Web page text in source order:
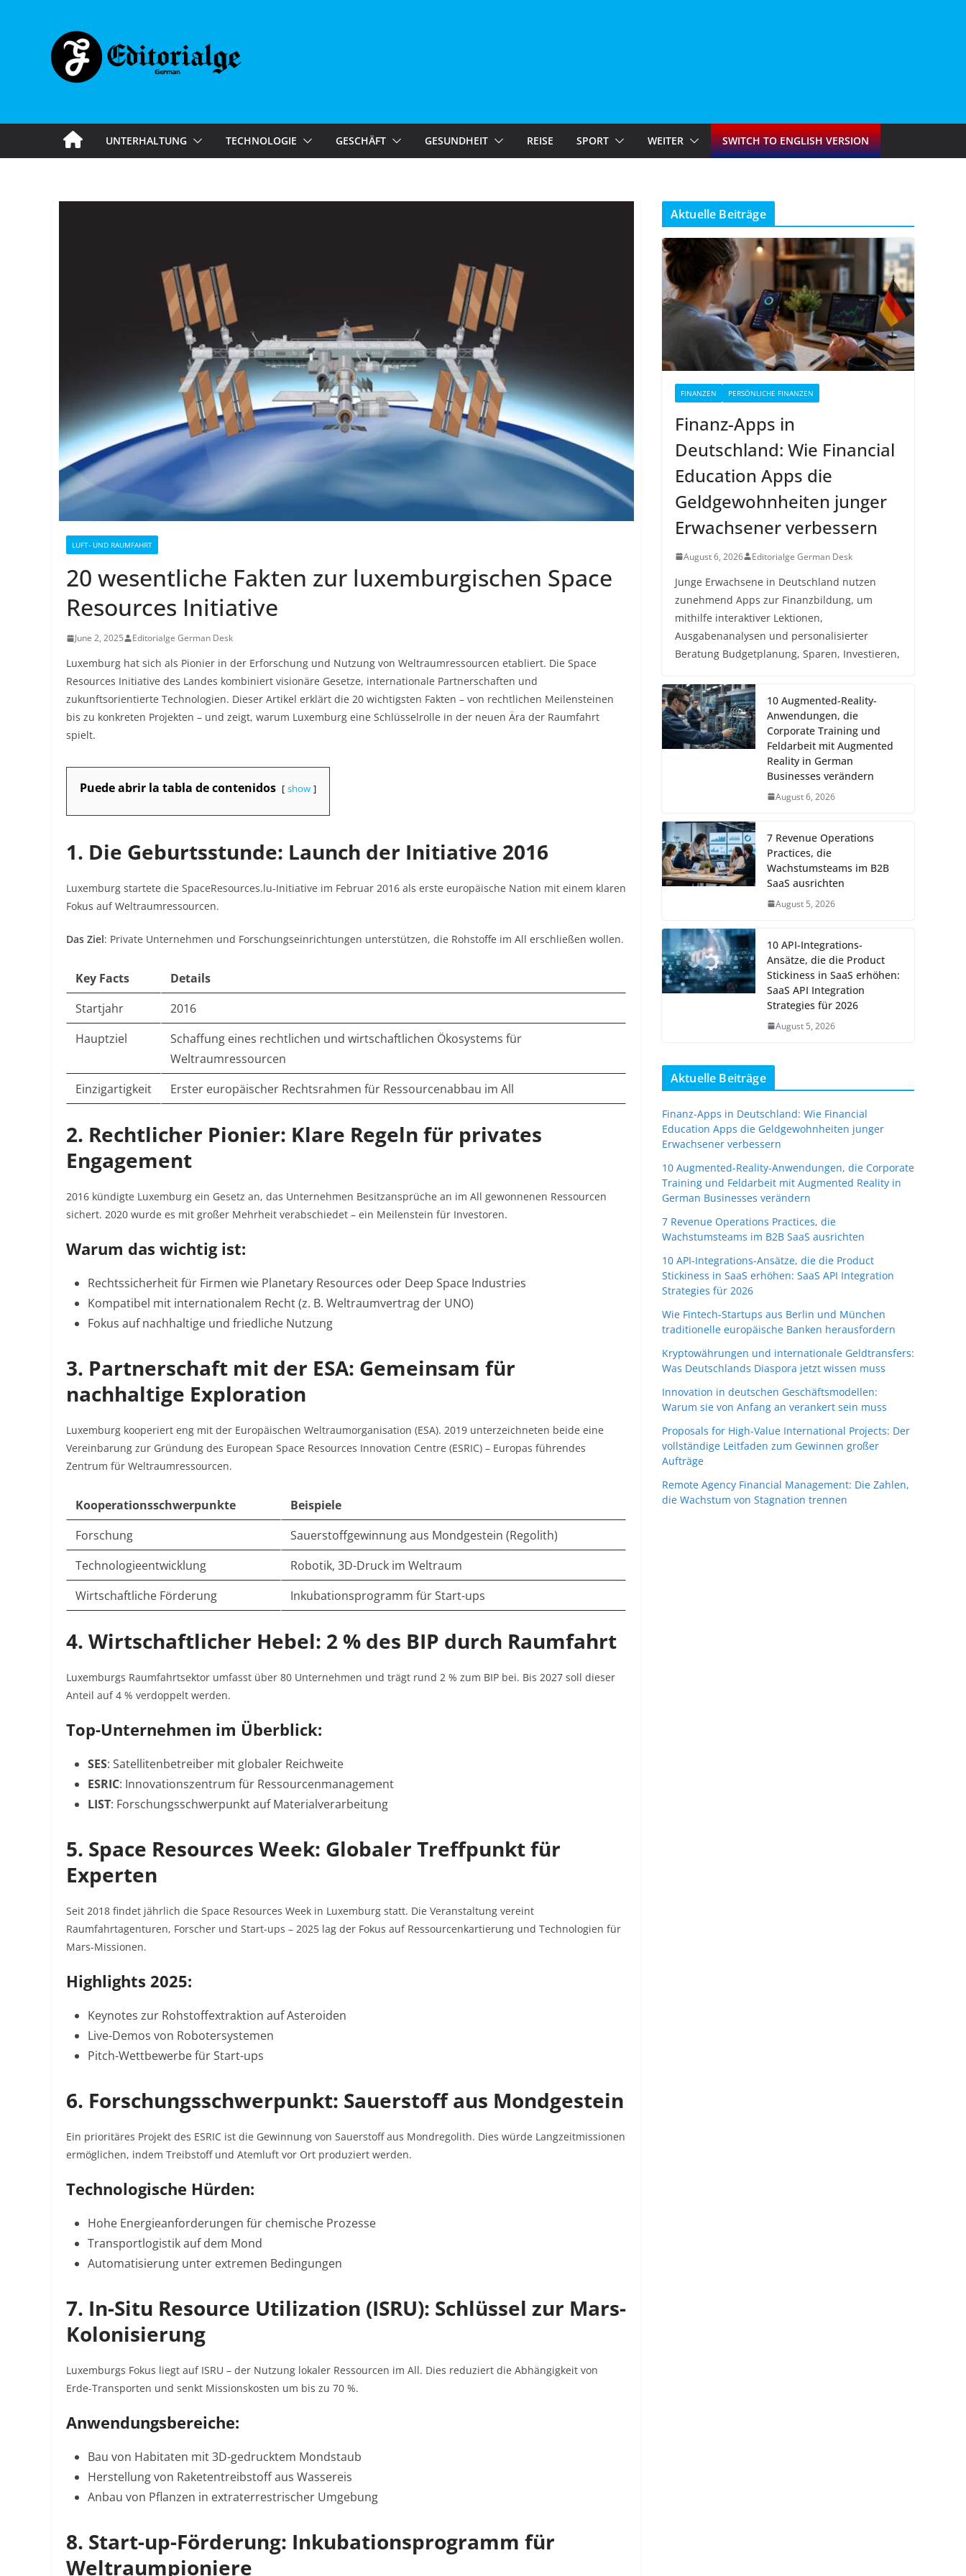
UNTERHALTUNG TECHNOLOGIE GESCHÄFT GESUNDHEIT REISE SPORT WEITER SWITCH TO ENGLISH VERSION
LUFT- UND RAUMFAHRT
20 wesentliche Fakten zur luxemburgischen Space
Resources Initiative
June 2, 2025 Editorialge German Desk
Luxemburg hat sich als Pionier in der Erforschung und Nutzung von Weltraumressourcen etabliert. Die Space
Resources Initiative des Landes kombiniert visionäre Gesetze, internationale Partnerschaften und
zukunftsorientierte Technologien. Dieser Artikel erklärt die 20 wichtigsten Fakten – von rechtlichen Meilensteinen
bis zu konkreten Projekten – und zeigt, warum Luxemburg eine Schlüsselrolle in der neuen Ära der Raumfahrt
spielt.
Puede abrir la tabla de contenidos show
1. Die Geburtsstunde: Launch der Initiative 2016
Luxemburg startete die SpaceResources.lu-Initiative im Februar 2016 als erste europäische Nation mit einem klaren
Fokus auf Weltraumressourcen.
Das Ziel: Private Unternehmen und Forschungseinrichtungen unterstützen, die Rohstoffe im All erschließen wollen.
Key Facts
Details
Startjahr
2016
Hauptziel
Schaffung eines rechtlichen und wirtschaftlichen Ökosystems für
Weltraumressourcen
Einzigartigkeit
Erster europäischer Rechtsrahmen für Ressourcenabbau im All
2. Rechtlicher Pionier: Klare Regeln für privates
Engagement
2016 kündigte Luxemburg ein Gesetz an, das Unternehmen Besitzansprüche an im All gewonnenen Ressourcen
sichert. 2020 wurde es mit großer Mehrheit verabschiedet – ein Meilenstein für Investoren.
Warum das wichtig ist:
Rechtssicherheit für Firmen wie Planetary Resources oder Deep Space Industries
Kompatibel mit internationalem Recht (z. B. Weltraumvertrag der UNO)
Fokus auf nachhaltige und friedliche Nutzung
3. Partnerschaft mit der ESA: Gemeinsam für
nachhaltige Exploration
Luxemburg kooperiert eng mit der Europäischen Weltraumorganisation (ESA). 2019 unterzeichneten beide eine
Vereinbarung zur Gründung des European Space Resources Innovation Centre (ESRIC) – Europas führendes
Zentrum für Weltraumressourcen.
Kooperationsschwerpunkte
Beispiele
Forschung
Sauerstoffgewinnung aus Mondgestein (Regolith)
Technologieentwicklung
Robotik, 3D-Druck im Weltraum
Wirtschaftliche Förderung
Inkubationsprogramm für Start-ups
4. Wirtschaftlicher Hebel: 2 % des BIP durch Raumfahrt
Luxemburgs Raumfahrtsektor umfasst über 80 Unternehmen und trägt rund 2 % zum BIP bei. Bis 2027 soll dieser
Anteil auf 4 % verdoppelt werden.
Top-Unternehmen im Überblick:
SES: Satellitenbetreiber mit globaler Reichweite
ESRIC: Innovationszentrum für Ressourcenmanagement
LIST: Forschungsschwerpunkt auf Materialverarbeitung
5. Space Resources Week: Globaler Treffpunkt für
Experten
Seit 2018 findet jährlich die Space Resources Week in Luxemburg statt. Die Veranstaltung vereint
Raumfahrtagenturen, Forscher und Start-ups – 2025 lag der Fokus auf Ressourcenkartierung und Technologien für
Mars-Missionen.
Highlights 2025:
Keynotes zur Rohstoffextraktion auf Asteroiden
Live-Demos von Robotersystemen
Pitch-Wettbewerbe für Start-ups
6. Forschungsschwerpunkt: Sauerstoff aus Mondgestein
Ein prioritäres Projekt des ESRIC ist die Gewinnung von Sauerstoff aus Mondregolith. Dies würde Langzeitmissionen
ermöglichen, indem Treibstoff und Atemluft vor Ort produziert werden.
Technologische Hürden:
Hohe Energieanforderungen für chemische Prozesse
Transportlogistik auf dem Mond
Automatisierung unter extremen Bedingungen
7. In-Situ Resource Utilization (ISRU): Schlüssel zur Mars-
Kolonisierung
Luxemburgs Fokus liegt auf ISRU – der Nutzung lokaler Ressourcen im All. Dies reduziert die Abhängigkeit von
Erde-Transporten und senkt Missionskosten um bis zu 70 %.
Anwendungsbereiche:
Bau von Habitaten mit 3D-gedrucktem Mondstaub
Herstellung von Raketentreibstoff aus Wassereis
Anbau von Pflanzen in extraterrestrischer Umgebung
8. Start-up-Förderung: Inkubationsprogramm für
Weltraumpioniere
Aktuelle Beiträge
FINANZEN PERSÖNLICHE FINANZEN
Finanz-Apps in
Deutschland: Wie Financial
Education Apps die
Geldgewohnheiten junger
Erwachsener verbessern
August 6, 2026 Editorialge German Desk
Junge Erwachsene in Deutschland nutzen
zunehmend Apps zur Finanzbildung, um
mithilfe interaktiver Lektionen,
Ausgabenanalysen und personalisierter
Beratung Budgetplanung, Sparen, Investieren,
10 Augmented-Reality-
Anwendungen, die
Corporate Training und
Feldarbeit mit Augmented
Reality in German
Businesses verändern
August 6, 2026
7 Revenue Operations
Practices, die
Wachstumsteams im B2B
SaaS ausrichten
August 5, 2026
10 API-Integrations-
Ansätze, die die Product
Stickiness in SaaS erhöhen:
SaaS API Integration
Strategies für 2026
August 5, 2026
Aktuelle Beiträge
Finanz-Apps in Deutschland: Wie Financial
Education Apps die Geldgewohnheiten junger
Erwachsener verbessern
10 Augmented-Reality-Anwendungen, die Corporate
Training und Feldarbeit mit Augmented Reality in
German Businesses verändern
7 Revenue Operations Practices, die
Wachstumsteams im B2B SaaS ausrichten
10 API-Integrations-Ansätze, die die Product
Stickiness in SaaS erhöhen: SaaS API Integration
Strategies für 2026
Wie Fintech-Startups aus Berlin und München
traditionelle europäische Banken herausfordern
Kryptowährungen und internationale Geldtransfers:
Was Deutschlands Diaspora jetzt wissen muss
Innovation in deutschen Geschäftsmodellen:
Warum sie von Anfang an verankert sein muss
Proposals for High-Value International Projects: Der
vollständige Leitfaden zum Gewinnen großer
Aufträge
Remote Agency Financial Management: Die Zahlen,
die Wachstum von Stagnation trennen